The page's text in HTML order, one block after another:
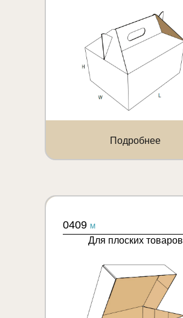
Подробнее
0409 M
Для плоских товаров